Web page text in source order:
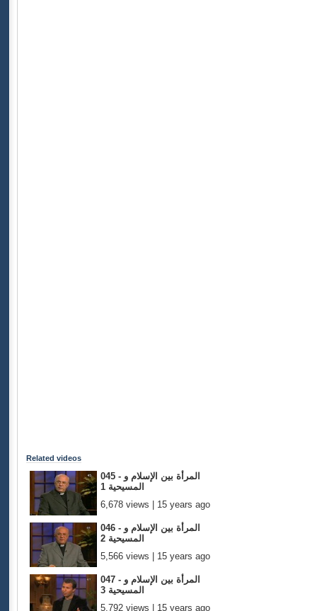
Related videos
045 - المرأة بين الإسلام و
المسيحية 1
6,678 views | 15 years ago
046 - المرأة بين الإسلام و
المسيحية 2
5,566 views | 15 years ago
047 - المرأة بين الإسلام و
المسيحية 3
5,792 views | 15 years ago